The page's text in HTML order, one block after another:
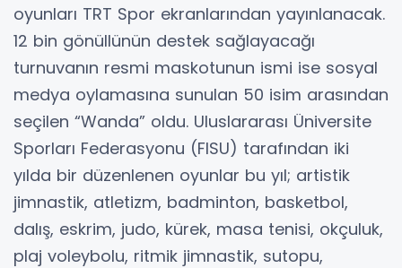
oyunları TRT Spor ekranlarından yayınlanacak.
12 bin gönüllünün destek sağlayacağı
turnuvanın resmi maskotunun ismi ise sosyal
medya oylamasına sunulan 50 isim arasından
seçilen “Wanda” oldu. Uluslararası Üniversite
Sporları Federasyonu (FISU) tarafından iki
yılda bir düzenlenen oyunlar bu yıl; artistik
jimnastik, atletizm, badminton, basketbol,
dalış, eskrim, judo, kürek, masa tenisi, okçuluk,
plaj voleybolu, ritmik jimnastik, sutopu,